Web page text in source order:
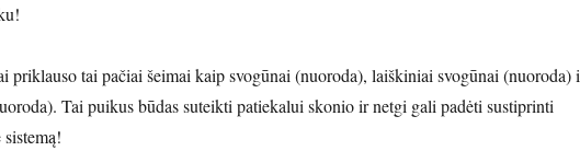
priklauso tai pačiai šeimai kaip svogūnai (nuoroda), laiškiniai svogūnai (nuoroda)
Tai puikus būdas suteikti patiekalui skonio ir netgi gali padėti sustiprinti